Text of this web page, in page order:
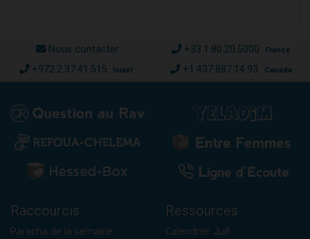
Nous contacter +33.1.80.20.5000 France
+972.2.37.41.515 Israël +1.437.887.14.93 Canada
Raccourcis
Paracha de la semaine
Ressources
Calendrier Juif